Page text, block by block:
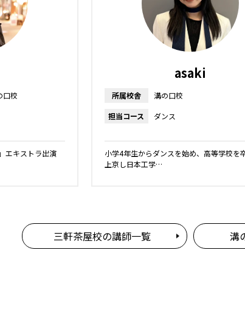
口校
エキストラ出演
asaki
所属校舎
溝の口校
担当コース
ダンス
小学4年生からダンスを始め、高等学校を卒
上京し日本工学…
三軒茶屋校の講師一覧 溝